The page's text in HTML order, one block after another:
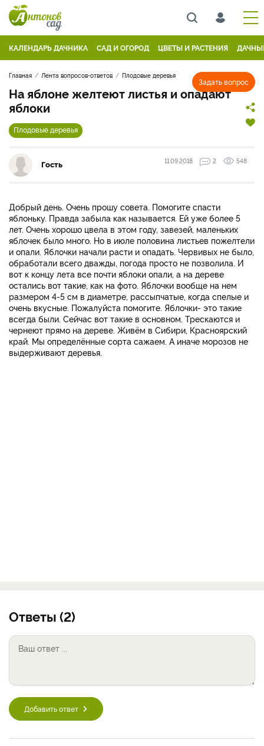
КАЛЕНДАРЬ ДАЧНИКА САД И ОГОРОД ЦВЕТЫ И РАСТЕНИЯ
Задать вопрос
Главная Лента вопросов-ответов Плодовые деревья
На яблоне желтеют листья и опадают
яблоки
Плодовые деревья
Гость 11.09.2018 2 548
Добрый день. Очень прошу совета. Помогите спасти
яблоньку. Правда забыла как называется. Ей уже более 5
лет. Очень хорошо цвела в этом году, завезей, маленьких
яблочек было много. Но в июле половина листьев пожелтели
и опали. Яблочки начали расти и опадать. Червивых не было,
обработали всего дважды, погода просто не позволила. И
вот к концу лета все почти яблоки опали, а на дереве
остались вот такие, как на фото. Яблочки вообще на нем
размером 4-5 см в диаметре, рассыпчатые, когда спелые и
очень вкусные. Пожалуйста помогите. Яблочки- это такие
всегда были. Сейчас вот такие в основном. Трескаются и
чернеют прямо на дереве. Живём в Сибири, Красноярский
край. Мы определённые сорта сажаем. А иначе морозов не
выдерживают деревья.
Ответы (2)
Добавить ответ